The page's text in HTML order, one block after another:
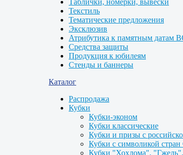
Таблички, номерки, вывески
Текстиль
Тематические предложения
Эксклюзив
Атрибутика к памятным датам
Средства защиты
Продукция к юбилеям
Стенды и баннеры
Каталог
Распродажа
Кубки
Кубки-эконом
Кубки классические
Кубки и призы с
Кубки с символикой
Кубки "Хохлома",